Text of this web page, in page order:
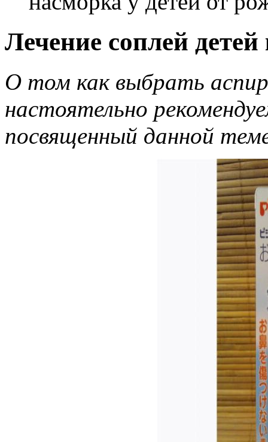
Лечение соплей
О том как выбрать
настоятельно
посвященный данной